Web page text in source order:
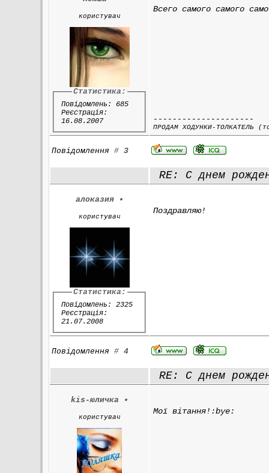
користувач
Статистика:
Повідомлень: 685
Реєстрація:
16.08.2007
Всего самого самого
---------------------
ПРОДАМ ХОДУНКИ-ТОЛКАТЕЛЬ
Повідомлення#3
RE: С днем
алоказия •
користувач
Статистика:
Повідомлень: 2325
Реєстрація:
21.07.2008
Поздравляю!
Повідомлення#4
RE: С днем
kis-юличка •
користувач
Мої вітання!:bye: